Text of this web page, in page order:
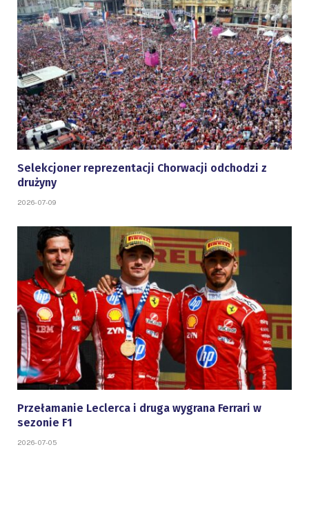
Selekcjoner reprezentacji Chorwacji odchodzi z
drużyny
2026-07-09
Przełamanie Leclerca i druga wygrana Ferrari w
sezonie F1
2026-07-05